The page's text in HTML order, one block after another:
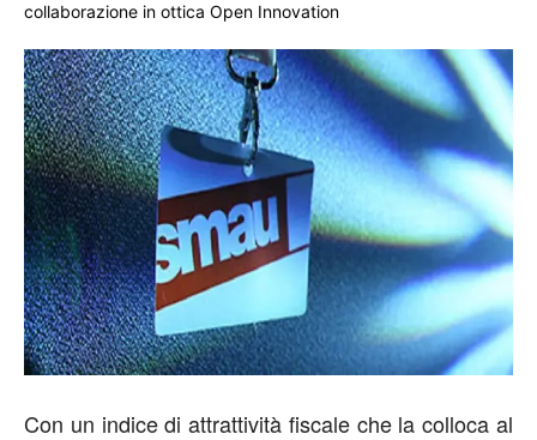
collaborazione in ottica Open Innovation
Con un indice di attrattività fiscale che la colloca al